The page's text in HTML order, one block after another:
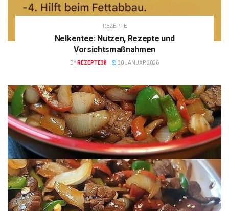
REZEPTE
Nelkentee: Nutzen, Rezepte und
Vorsichtsmaßnahmen
BY REZEPTE38 20 JANUAR 2026